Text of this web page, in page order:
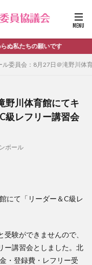
たちの願いです
ル委員会：8月27日＠滝野川体
野川体育館にてキ
級レフリー講習会
ボール
にて「リーダー＆C級レ
験ができませんので、
ー講習会としました。北
・登録費・レフリー受
schedule
ル
ノルディック
文士ウォーク